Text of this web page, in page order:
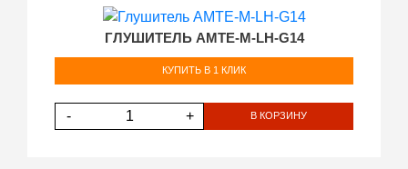
ГЛУШИТЕЛЬ AMTE-M-LH-G14
КУПИТЬ В 1 КЛИК
- + В КОРЗИНУ